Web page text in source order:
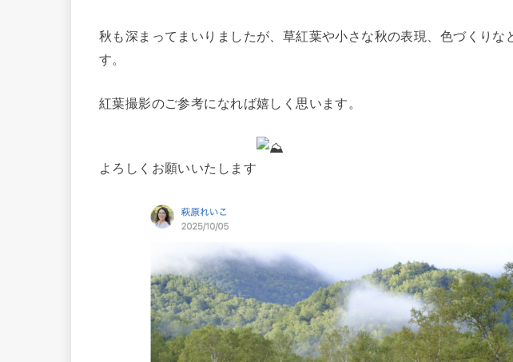
秋も深まってまいりましたが、草紅葉や小さな秋の表現、色づくりな
す。
紅葉撮影のご参考になれば嬉しく思います。
よろしくお願いいたします